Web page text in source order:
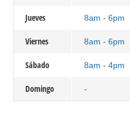
Jueves 8am - 6pm
Viernes 8am - 6pm
Sábado 8am - 4pm
Domingo -